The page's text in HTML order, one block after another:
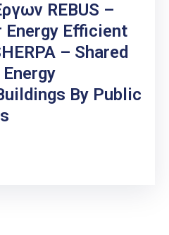
REBUS –
Energy Efficient
– Shared
By Public